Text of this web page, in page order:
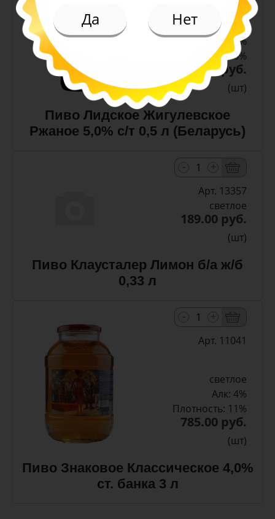
темное
Алк: 5%
Плотность: 11.6%
186.00 руб.
(шт)
Пиво Лидское Жигулевское
Ржаное 5,0% с/т 0,5 л (Беларусь)
Арт. 13357
светлое
189.00 руб.
(шт)
Пиво Клаусталер Лимон б/а ж/б
0,33 л
Арт. 11041
светлое
Алк: 4%
Плотность: 11%
785.00 руб.
(шт)
Пиво Знаковое Классическое 4,0%
ст. банка 3 л
Да Нет